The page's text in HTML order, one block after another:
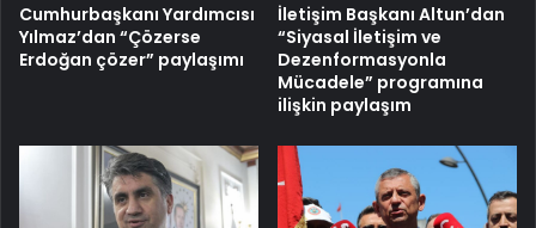
Cumhurbaşkanı Yardımcısı
Yılmaz’dan “Çözerse
Erdoğan çözer” paylaşımı
İletişim Başkanı Altun’dan
“Siyasal İletişim ve
Dezenformasyonla
Mücadele” programına
ilişkin paylaşım